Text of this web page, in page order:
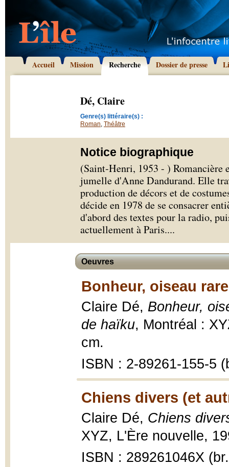
Accueil Mission Recherche Dossier de presse
Dé, Claire
Genre(s) littéraire(s) :
Roman, Théâtre
Notice biographique
(Saint-Henri, 1953 - ) Romancière
jumelle d'Anne Dandurand. Elle
production de décors et de
décide en 1978 de se consacrer
d'abord des textes pour la radio,
actuellement à Paris....
Oeuvres
Bonheur, oiseau
Claire Dé, Bonheur,
de haïku, Montréal :
cm.
ISBN : 2-89261-155-5
Chiens divers (et
Claire Dé, Chiens
XYZ, L'Ère nouvelle,
ISBN : 289261046X